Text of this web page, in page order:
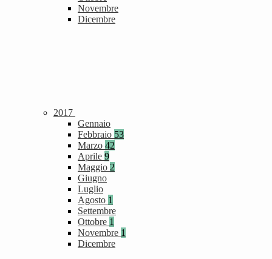
Novembre
Dicembre
2017
Gennaio
Febbraio 53
Marzo 42
Aprile 9
Maggio 2
Giugno
Luglio
Agosto 1
Settembre
Ottobre 1
Novembre 1
Dicembre